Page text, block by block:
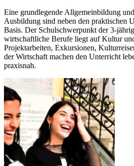
Eine grundlegende Allgemeinbildung
Ausbildung sind neben den praktischen
Basis. Der Schulschwerpunkt der 3-
wirtschaftliche Berufe liegt auf Kultur
Projektarbeiten, Exkursionen,
der Wirtschaft machen den Unterricht
praxisnah.